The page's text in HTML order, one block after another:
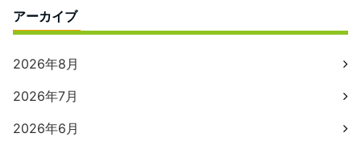
アーカイブ
2026年8月
2026年7月
2026年6月